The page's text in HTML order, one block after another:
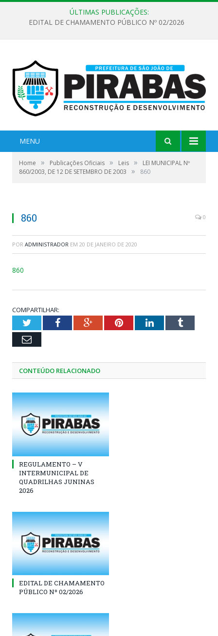
ÚLTIMAS PUBLICAÇÕES:
EDITAL DE CHAMAMENTO PÚBLICO Nº 02/2026
MENU
Home » Publicações Oficiais » Leis »
LEI MUNICIPAL Nº
860/2003, DE 12 DE SETEMBRO DE 2003
» 860
860 0
POR ADMINISTRADOR EM 20 DE JANEIRO DE 2020
860
COMPARTILHAR:
TwitterFacebookGoogle+PinterestLinkedInTumblr
Email
CONTEÚDO RELACIONADO
REGULAMENTO – V
INTERMUNICIPAL DE
QUADRILHAS JUNINAS
2026
EDITAL DE CHAMAMENTO
PÚBLICO Nº 02/2026